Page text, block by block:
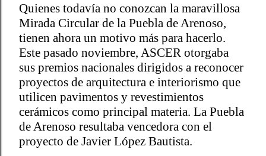
Quienes todavía no conozcan la maravillosa
Mirada Circular de la Puebla de Arenoso,
tienen ahora un motivo más para hacerlo.
Este pasado noviembre, ASCER otorgaba
sus premios nacionales dirigidos a reconocer
proyectos de arquitectura e interiorismo que
utilicen pavimentos y revestimientos
cerámicos como principal materia. La Puebla
de Arenoso resultaba vencedora con el
proyecto de Javier López Bautista.